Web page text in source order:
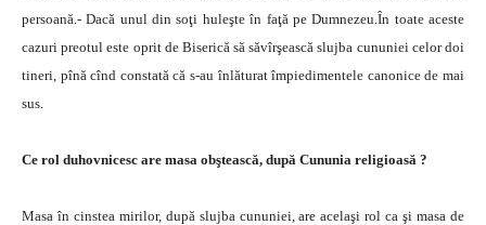
persoană.- Dacă unul din soţi huleşte în faţă pe Dumnezeu.În toate aceste
cazuri preotul este oprit de Biserică să săvîrşească slujba cununiei celor doi
tineri, pînă cînd constată că s-au înlăturat împiedimentele canonice de mai
sus.
Ce rol duhovnicesc are masa obştească, după Cununia religioasă ?
Masa în cinstea mirilor, după slujba cununiei, are acelaşi rol ca şi masa de